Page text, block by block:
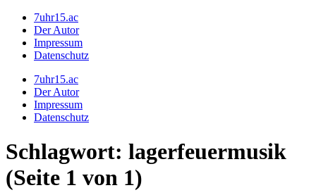
7uhr15.ac
Der Autor
Impressum
Datenschutz
7uhr15.ac
Der Autor
Impressum
Datenschutz
Schlagwort: lagerfeuermusik
(Seite 1 von 1)